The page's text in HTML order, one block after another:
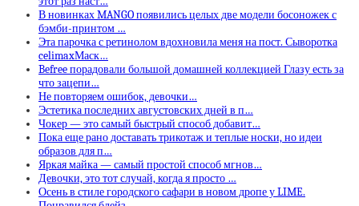
В новинках MANGO появились целых две модели босоножек с
бэмби-принтом …
Эта парочка с ретинолом вдохновила меня на пост. Сыворотка
celimaxМаск…
Befree порадовали большой домашней коллекцией Глазу есть за
что зацепи…
Не повторяем ошибок, девочки…
Эстетика последних августовских дней в п…
Чокер — это самый быстрый способ добавит…
Пока еще рано доставать трикотаж и теплые носки, но идеи
образов для п…
Яркая майка — самый простой способ мгнов…
Девочки, это тот случай, когда я просто …
Осень в стиле городского сафари в новом дропе у LIME.